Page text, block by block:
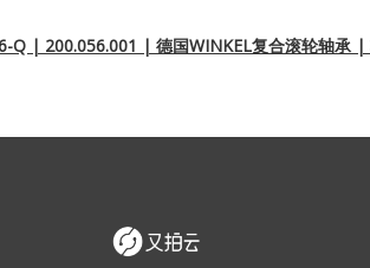
Q | 200.056.001 | 德国WINKEL复合滚轮轴承 |